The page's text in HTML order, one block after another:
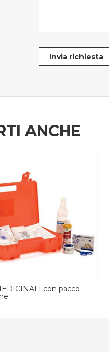
Invia richiesta
ANCHE
SOCCORSO alluminio